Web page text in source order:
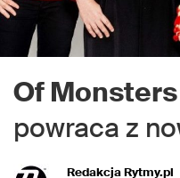
Of
powraca z
Redakcja Rytmy.pl